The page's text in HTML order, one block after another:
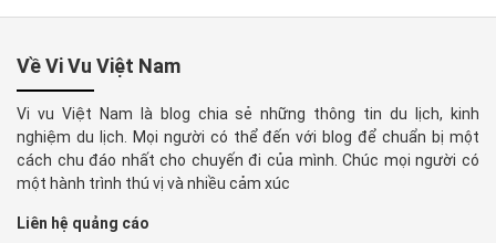
Về Vi Vu Việt Nam
Vi vu Việt Nam là blog chia sẻ những thông tin du lịch, kinh
nghiệm du lịch. Mọi người có thể đến với blog để chuẩn bị một
cách chu đáo nhất cho chuyến đi của mình. Chúc mọi người có
một hành trình thú vị và nhiều cảm xúc
Liên hệ quảng cáo